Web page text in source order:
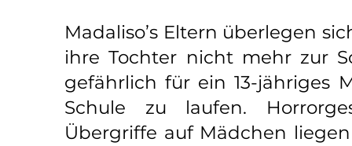
Madaliso’s Eltern überlegen
ihre Tochter nicht mehr zur
gefährlich für ein 13-jähriges
Schule zu laufen.
Übergriffe auf Mädchen